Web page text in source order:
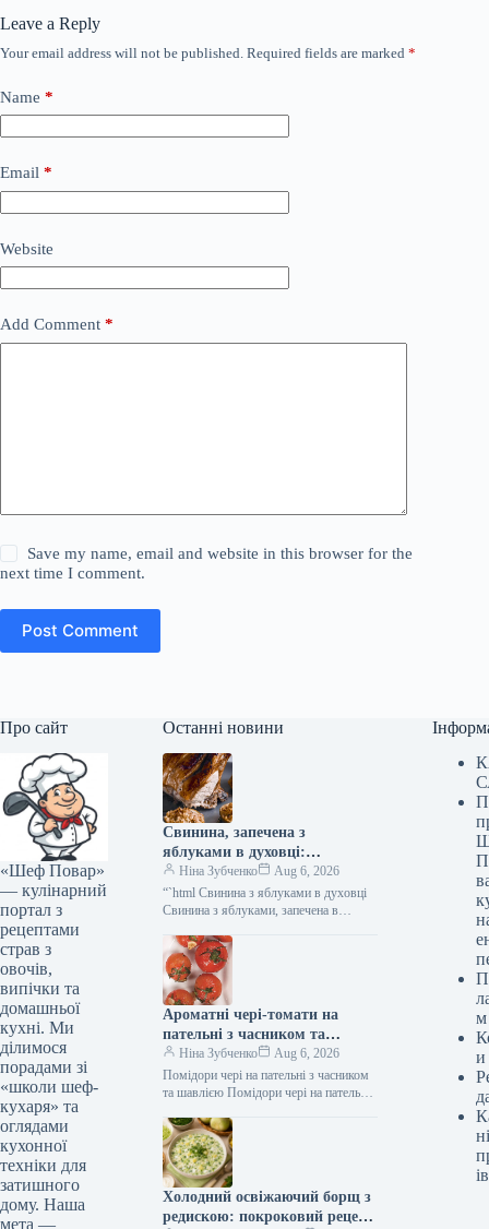
Leave a Reply
Your email address will not be published. Required fields are marked *
Name *
Email *
Website
Add Comment *
Save my name, email and website in this browser for the
next time I comment.
Post Comment
Про сайт
«Шеф Повар»
— кулінарний
портал з
рецептами
страв з
овочів,
випічки та
домашньої
кухні. Ми
ділимося
порадами зі
«школи шеф-
кухаря» та
оглядами
кухонної
техніки для
затишного
дому. Наша
мета —
Останні новини
Свинина, запечена з
яблуками в духовці:
фоторецепт
Ніна Зубченко
Aug 6, 2026
“`html Свинина з яблуками в духовці
Свинина з яблуками, запечена в
проста у приготуванні…
Ароматні чері-томати на
пательні з часником та
шавлією: простий рецепт з
фото
Ніна Зубченко
Aug 6, 2026
Помідори чері на пательні з часником
та шавлією Помідори чері на пательні
гаряча…
Холодний освіжаючий борщ з
редискою: покроковий рецепт
м
и
ів